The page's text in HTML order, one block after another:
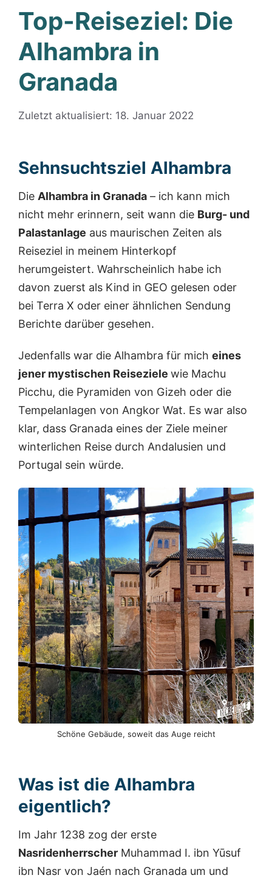
Top-Reiseziel: Die
Alhambra in
Granada
Zuletzt aktualisiert: 18. Januar 2022
Sehnsuchtsziel Alhambra
Die Alhambra in Granada – ich kann mich
nicht mehr erinnern, seit wann die Burg- und
Palastanlage aus maurischen Zeiten als
Reiseziel in meinem Hinterkopf
herumgeistert. Wahrscheinlich habe ich
davon zuerst als Kind in GEO gelesen oder
bei Terra X oder einer ähnlichen Sendung
Berichte darüber gesehen.
Jedenfalls war die Alhambra für mich eines
jener mystischen Reiseziele wie Machu
Picchu, die Pyramiden von Gizeh oder die
Tempelanlagen von Angkor Wat. Es war also
klar, dass Granada eines der Ziele meiner
winterlichen Reise durch Andalusien und
Portugal sein würde.
Schöne Gebäude, soweit das Auge reicht
Was ist die Alhambra
eigentlich?
Im Jahr 1238 zog der erste
Nasridenherrscher Muhammad I. ibn Yūsuf
ibn Nasr von Jaén nach Granada um und